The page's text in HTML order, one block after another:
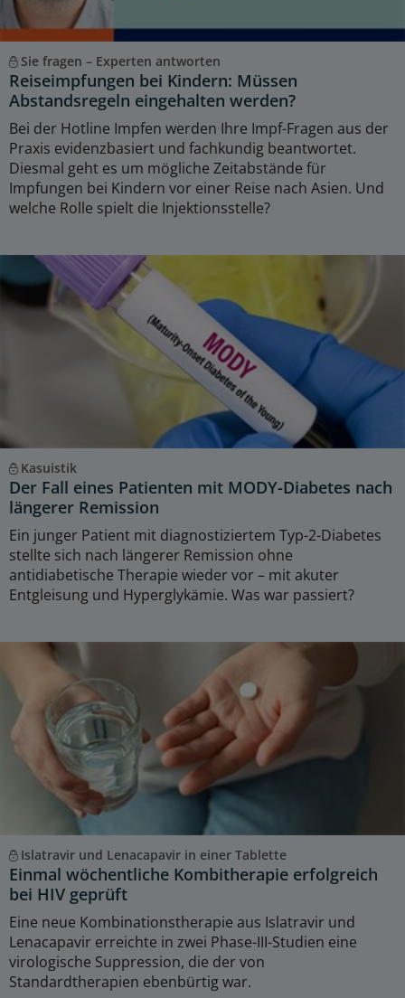
Sie fragen – Experten antworten
Reiseimpfungen bei Kindern: Müssen
Abstandsregeln eingehalten werden?
Bei der Hotline Impfen werden Ihre Impf-Fragen aus der
Praxis evidenzbasiert und fachkundig beantwortet.
Diesmal geht es um mögliche Zeitabstände für
Impfungen bei Kindern vor einer Reise nach Asien. Und
welche Rolle spielt die Injektionsstelle?
Kasuistik
Der Fall eines Patienten mit MODY-Diabetes nach
längerer Remission
Ein junger Patient mit diagnostiziertem Typ-2-Diabetes
stellte sich nach längerer Remission ohne
antidiabetische Therapie wieder vor – mit akuter
Entgleisung und Hyperglykämie. Was war passiert?
Islatravir und Lenacapavir in einer Tablette
Einmal wöchentliche Kombitherapie erfolgreich
bei HIV geprüft
Eine neue Kombinationstherapie aus Islatravir und
Lenacapavir erreichte in zwei Phase-III-Studien eine
virologische Suppression, die der von
Standardtherapien ebenbürtig war.